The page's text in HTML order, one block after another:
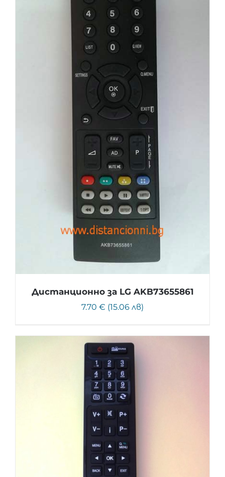
Дистанционно за LG AKB73655861
7.70 € (15.06 лв)